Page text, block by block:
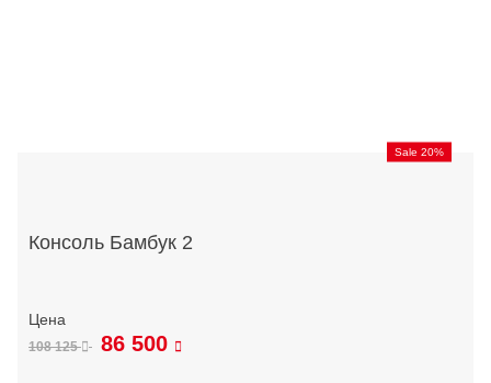
Sale 20%
Консоль Бамбук 2
108 125 86 500